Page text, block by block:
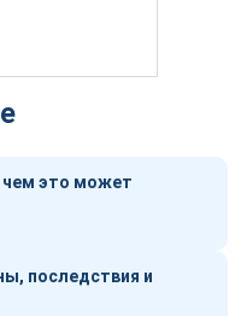
чем это может
последствия и